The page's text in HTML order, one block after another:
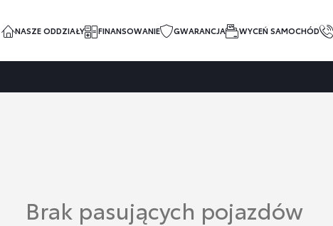
NASZE ODDZIAŁY FINANSOWANIE GWARANCJA WYCEŃ SAMOCHÓD
Brak pasujących pojazdów